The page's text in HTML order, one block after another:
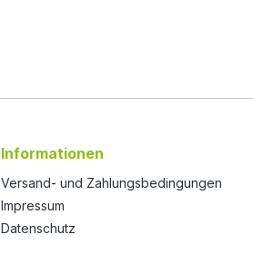
Informationen
Versand- und Zahlungsbedingungen
Impressum
Datenschutz